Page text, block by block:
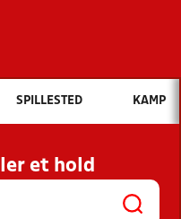
Hvad vil du søge efter?
OG NYHEDER
KLUBBER OG
SPILLESTED KAMP
et hold